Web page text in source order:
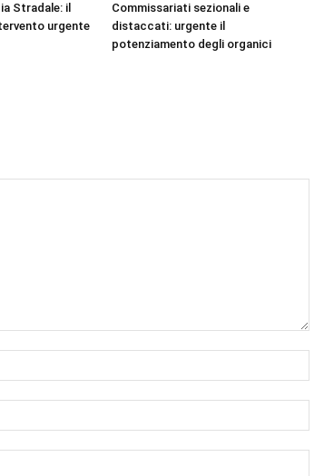
Stradale: il
urgente
Commissariati sezionali e
distaccati: urgente il
potenziamento degli organici